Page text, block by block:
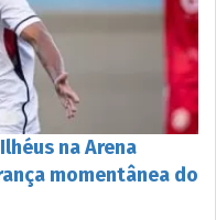
na Arena
momentânea do